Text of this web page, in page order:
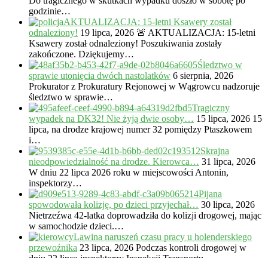
godzinie…
AKTUALIZACJA: 15-letni Ksawery został
odnaleziony! 19 lipca, 2026 🚨 AKTUALIZACJA: 15-letni
Ksawery został odnaleziony! Poszukiwania zostały
zakończone. Dziękujemy…
Śledztwo w
sprawie utonięcia dwóch nastolatków 6 sierpnia, 2026
Prokurator z Prokuratury Rejonowej w Wągrowcu nadzoruje
śledztwo w sprawie…
Tragiczny
wypadek na DK32! Nie żyją dwie osoby… 15 lipca, 2026 15
lipca, na drodze krajowej numer 32 pomiędzy Ptaszkowem
i…
Skrajna
nieodpowiedzialność na drodze. Kierowca… 31 lipca, 2026
W dniu 22 lipca 2026 roku w miejscowości Antonin,
inspektorzy…
Pijana
spowodowała kolizję, po dzieci przyjechał… 30 lipca, 2026
Nietrzeźwa 42-latka doprowadziła do kolizji drogowej, mając
w samochodzie dzieci.…
Lawina naruszeń czasu pracy u holenderskiego
przewoźnika 23 lipca, 2026 Podczas kontroli drogowej w